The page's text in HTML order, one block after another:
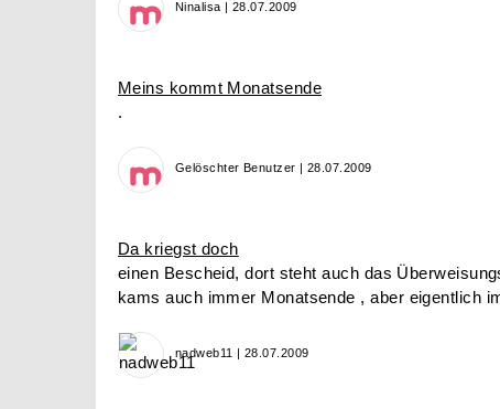
Ninalisa | 28.07.2009
Meins kommt Monatsende
.
Gelöschter Benutzer | 28.07.2009
Da kriegst doch
einen Bescheid, dort steht auch das
kams auch immer Monatsende , aber eigentlich
nadweb11 | 28.07.2009